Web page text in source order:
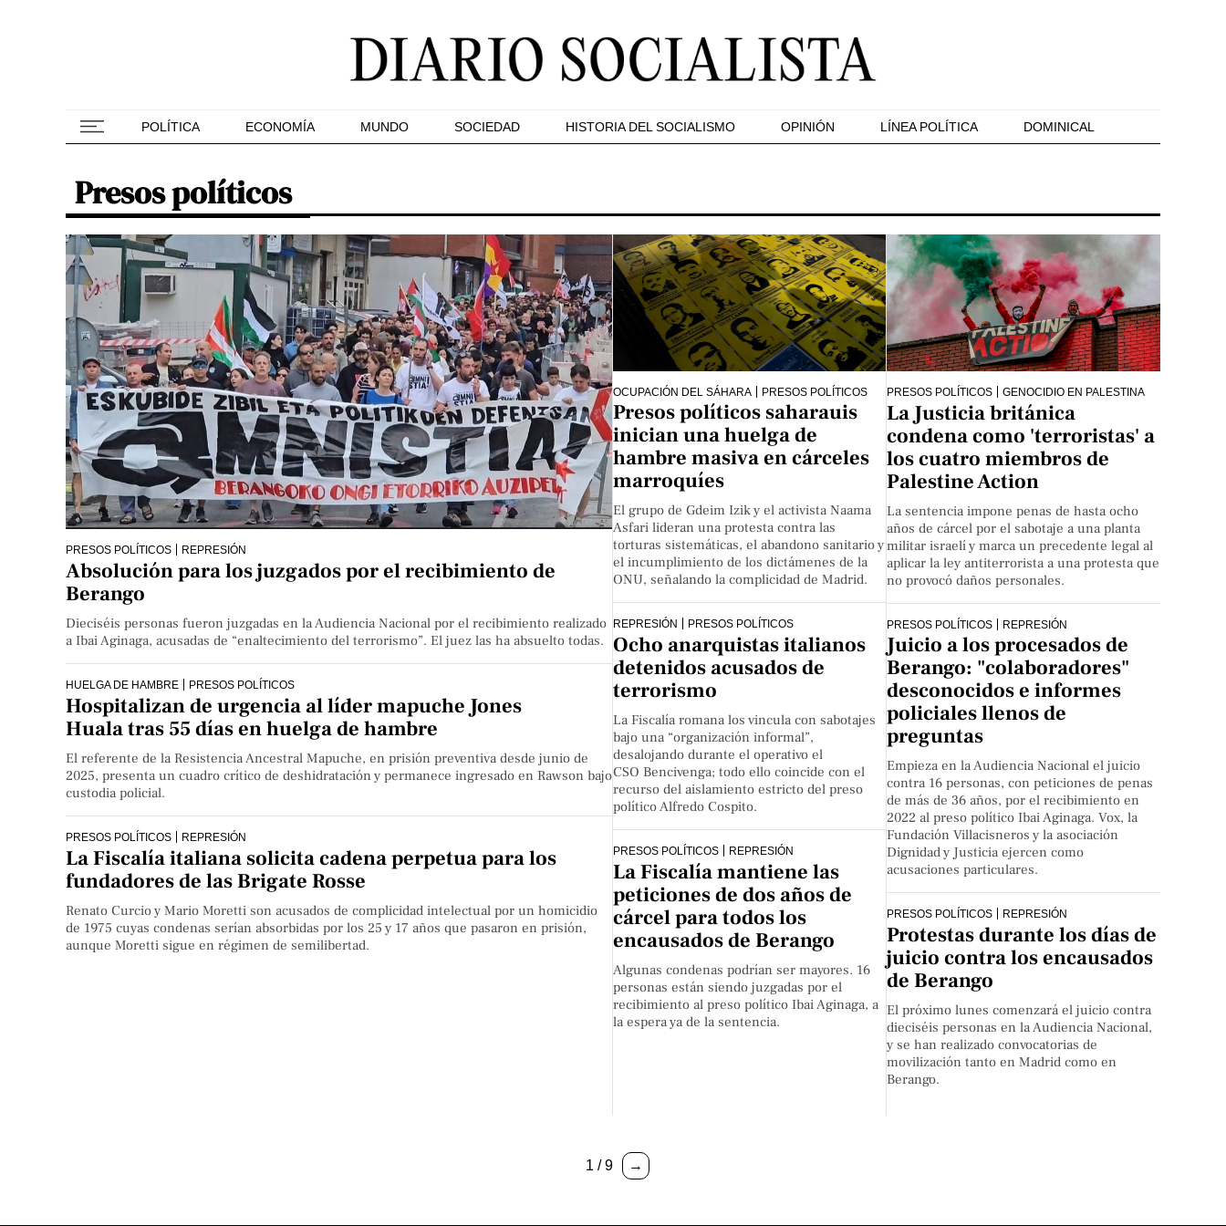
POLÍTICA ECONOMÍA MUNDO SOCIEDAD HISTORIA DEL SOCIALISMO OPINIÓN LÍNEA POLÍTICA DOMINICAL
Presos políticos
PRESOS POLÍTICOS REPRESIÓN
Absolución para los juzgados por el recibimiento de
Berango
Dieciséis personas fueron juzgadas en la Audiencia Nacional por el recibimiento realizado
a Ibai Aginaga, acusadas de “enaltecimiento del terrorismo”. El juez las ha absuelto todas.
HUELGA DE HAMBRE PRESOS POLÍTICOS
Hospitalizan de urgencia al líder mapuche Jones
Huala tras 55 días en huelga de hambre
El referente de la Resistencia Ancestral Mapuche, en prisión preventiva desde junio de
2025, presenta un cuadro crítico de deshidratación y permanece ingresado en Rawson bajo
custodia policial.
PRESOS POLÍTICOS REPRESIÓN
La Fiscalía italiana solicita cadena perpetua para los
fundadores de las Brigate Rosse
Renato Curcio y Mario Moretti son acusados de complicidad intelectual por un homicidio
de 1975 cuyas condenas serían absorbidas por los 25 y 17 años que pasaron en prisión,
aunque Moretti sigue en régimen de semilibertad.
OCUPACIÓN DEL SÁHARA PRESOS POLÍTICOS
Presos políticos saharauis
inician una huelga de
hambre masiva en cárceles
marroquíes
El grupo de Gdeim Izik y el activista Naama
Asfari lideran una protesta contra las
torturas sistemáticas, el abandono sanitario y
el incumplimiento de los dictámenes de la
ONU, señalando la complicidad de Madrid.
REPRESIÓN PRESOS POLÍTICOS
Ocho anarquistas italianos
detenidos acusados de
terrorismo
La Fiscalía romana los vincula con sabotajes
bajo una “organización informal”,
desalojando durante el operativo el
CSO Bencivenga; todo ello coincide con el
recurso del aislamiento estricto del preso
político Alfredo Cospito.
PRESOS POLÍTICOS REPRESIÓN
La Fiscalía mantiene las
peticiones de dos años de
cárcel para todos los
encausados de Berango
Algunas condenas podrían ser mayores. 16
personas están siendo juzgadas por el
recibimiento al preso político Ibai Aginaga, a
la espera ya de la sentencia.
PRESOS POLÍTICOS GENOCIDIO EN PALESTINA
La Justicia británica
condena como 'terroristas' a
los cuatro miembros de
Palestine Action
La sentencia impone penas de hasta ocho
años de cárcel por el sabotaje a una planta
militar israelí y marca un precedente legal al
aplicar la ley antiterrorista a una protesta que
no provocó daños personales.
PRESOS POLÍTICOS REPRESIÓN
Juicio a los procesados de
Berango: "colaboradores"
desconocidos e informes
policiales llenos de
preguntas
Empieza en la Audiencia Nacional el juicio
contra 16 personas, con peticiones de penas
de más de 36 años, por el recibimiento en
2022 al preso político Ibai Aginaga. Vox, la
Fundación Villacisneros y la asociación
Dignidad y Justicia ejercen como
acusaciones particulares.
PRESOS POLÍTICOS REPRESIÓN
Protestas durante los días de
juicio contra los encausados
de Berango
El próximo lunes comenzará el juicio contra
dieciséis personas en la Audiencia Nacional,
y se han realizado convocatorias de
movilización tanto en Madrid como en
Berango.
1 / 9 →